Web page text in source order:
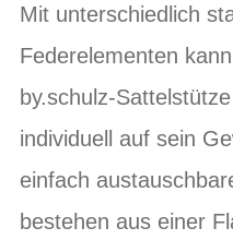
Mit unterschiedlich
Federelementen
by.schulz-
individuell auf sein
einfach
bestehen aus einer